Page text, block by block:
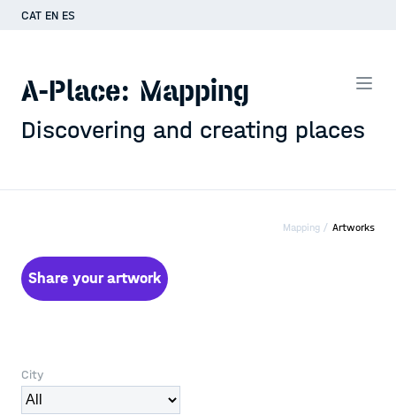
CAT EN ES
A-Place: Mapping
Discovering and creating places
Mapping / Artworks
Share your artwork
City